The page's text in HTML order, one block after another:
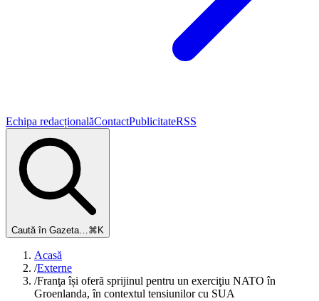
Echipa redacționalăContactPublicitateRSS
Caută în Gazeta…⌘K
Acasă
/Externe
/Franţa își oferă sprijinul pentru un exerciţiu NATO în
Groenlanda, în contextul tensiunilor cu SUA